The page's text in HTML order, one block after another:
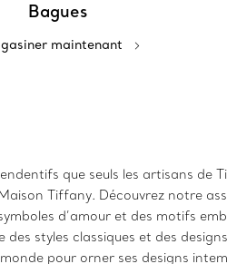
Bagues
maintenant
que seuls les artisans de
Tiffany. Découvrez notre
d’amour et des motifs
styles classiques et des
pour orner ses designs